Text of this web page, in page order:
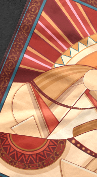
Аромасвеча
«Огненная лошадь»